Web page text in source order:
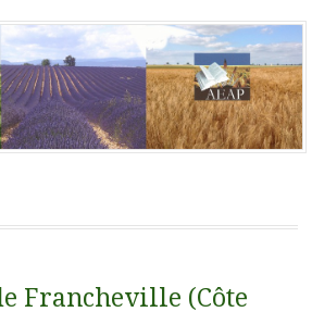
Francheville (Côte